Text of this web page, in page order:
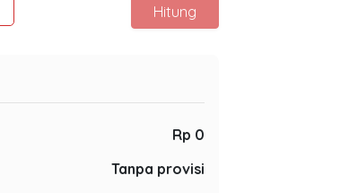
Hitung
Rp 0
Tanpa provisi